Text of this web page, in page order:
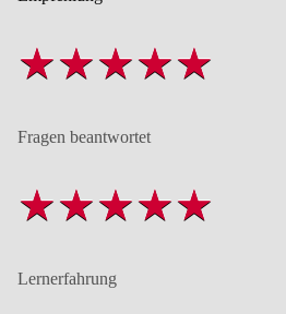
Fragen beantwortet
Lernerfahrung